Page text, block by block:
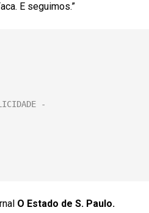
E seguimos.”
O Estado de S. Paulo.